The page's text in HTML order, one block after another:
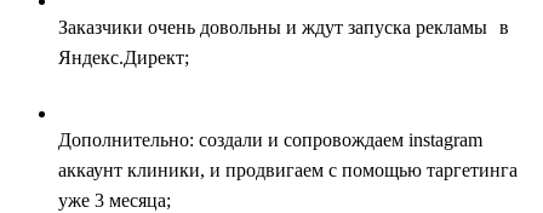
Заказчики очень довольны и ждут запуска рекламы в
Яндекс.Директ;
Дополнительно: создали и сопровождаем instagram
аккаунт клиники, и продвигаем с помощью таргетинга
уже 3 месяца;